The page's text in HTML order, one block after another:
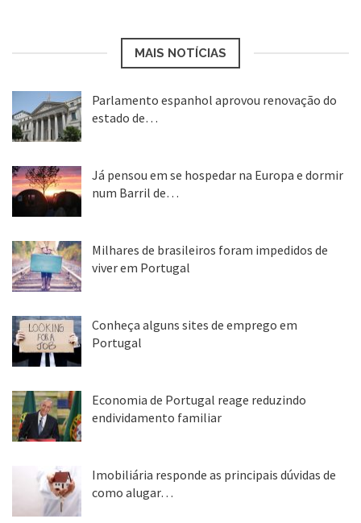
MAIS NOTÍCIAS
Parlamento espanhol aprovou renovação do
estado de…
Já pensou em se hospedar na Europa e dormir
num Barril de…
Milhares de brasileiros foram impedidos de
viver em Portugal
Conheça alguns sites de emprego em
Portugal
Economia de Portugal reage reduzindo
endividamento familiar
Imobiliária responde as principais dúvidas de
como alugar…